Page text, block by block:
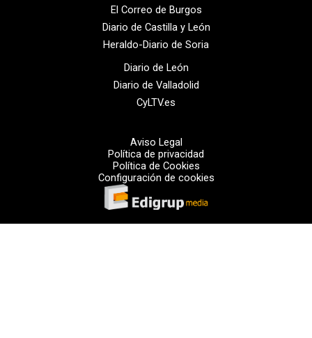
El Correo de Burgos
Diario de Castilla y León
Heraldo-Diario de Soria
Diario de León
Diario de Valladolid
CyLTV.es
Aviso Legal
Política de privacidad
Política de Cookies
Configuración de cookies